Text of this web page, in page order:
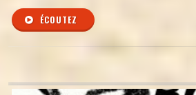
ÉCOUTEZ